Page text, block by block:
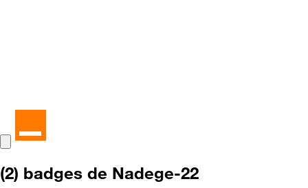
(2) badges de Nadege-22